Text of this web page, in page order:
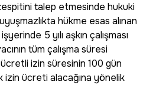
talep etmesinde hukuki
hükme esas alınan
5 yılı aşkın çalışması
tüm çalışma süresi
izin süresinin 100 gün
izin ücreti alacağına yönelik